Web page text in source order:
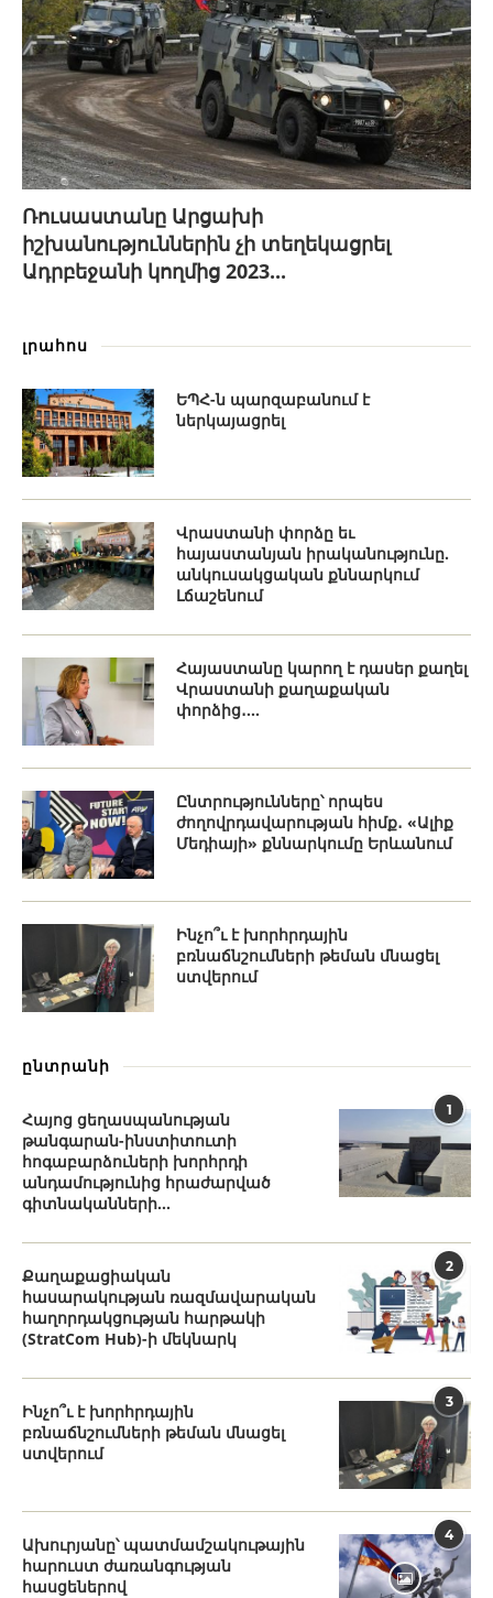
Ռուսաստանը Արցախի
իշխանություններին չի տեղեկացրել
Ադրբեջանի կողմից 2023...
լրահոս
ԵՊՀ-ն պարզաբանում է
ներկայացրել
Վրաստանի փորձը եւ
հայաստանյան իրականությունը.
անկուսակցական քննարկում
Լճաշենում
Հայաստանը կարող է դասեր քաղել
Վրաստանի քաղաքական
փորձից․...
Ընտրությունները՝ որպես
ժողովրդավարության հիմք․ «Ալիք
Մեդիայի» քննարկումը Երևանում
Ինչո՞ւ է խորհրդային
բռնաճնշումների թեման մնացել
ստվերում
ընտրանի
1
Հայոց ցեղասպանության
թանգարան-ինստիտուտի
հոգաբարձուների խորհրդի
անդամությունից հրաժարված
գիտնականների...
2
Քաղաքացիական
հասարակության ռազմավարական
հաղորդակցության հարթակի
(StratCom Hub)-ի մեկնարկ
3
Ինչո՞ւ է խորհրդային
բռնաճնշումների թեման մնացել
ստվերում
4
Ախուրյանը՝ պատմամշակութային
հարուստ ժառանգության
հասցեներով